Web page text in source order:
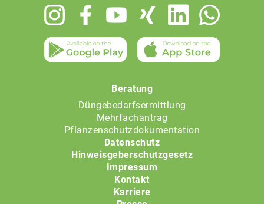
Beratung
Düngebedarfsermittlung
Mehrfachantrag
Pflanzenschutzdokumentation
Datenschutz
Hinweisgeberschutzgesetz
Impressum
Kontakt
Karriere